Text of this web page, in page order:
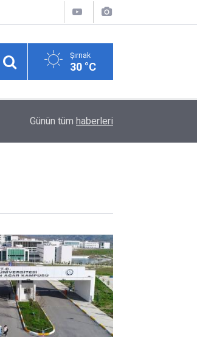
Şırnak
30 °C
Hasankeyf Tüneli girişinde feci kaza: 12 yaralı
Günün tüm haberleri